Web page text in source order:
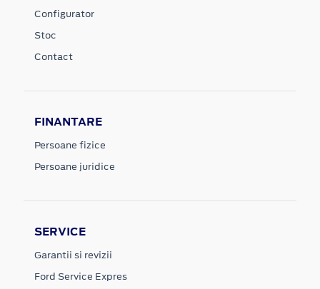
Configurator
Stoc
Contact
FINANTARE
Persoane fizice
Persoane juridice
SERVICE
Garantii si revizii
Ford Service Expres